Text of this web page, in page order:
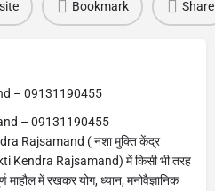
Bookmark Share
– 09131190455
– 09131190455
Rajsamand ( नशा मुक्ति केंद्र
Kendra Rajsamand) में किसी भी तरह
में रखकर योग, ध्यान, मनोवैज्ञानिक